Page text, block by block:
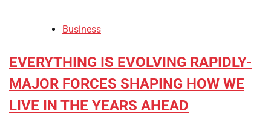
Business
EVERYTHING IS EVOLVING RAPIDLY-
MAJOR FORCES SHAPING HOW WE
LIVE IN THE YEARS AHEAD